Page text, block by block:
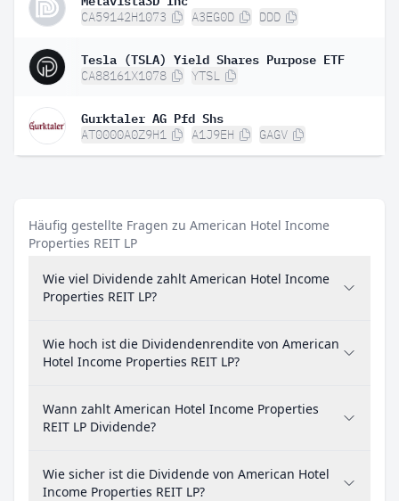
CA59142H1073 A3EG0D DDD
Tesla (TSLA) Yield Shares Purpose ETF
CA88161X1078 YTSL
Gurktaler AG Pfd Shs
AT0000A0Z9H1 A1J9EH GAGV
Häufig gestellte Fragen zu American Hotel Income
Properties REIT LP
Wie viel Dividende zahlt American Hotel Income
Properties REIT LP?
Wie hoch ist die Dividendenrendite von American
Hotel Income Properties REIT LP?
Wann zahlt American Hotel Income Properties
REIT LP Dividende?
Wie sicher ist die Dividende von American Hotel
Income Properties REIT LP?